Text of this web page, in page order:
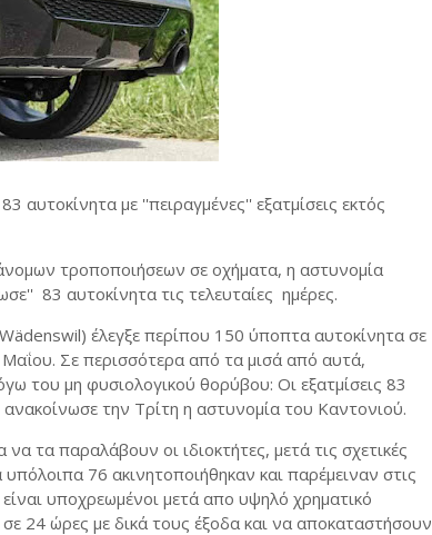
αυτοκίνητα με ''πειραγμένες'' εξατμίσεις εκτός
τροποποιήσεων σε οχήματα, η αστυνομία
83 αυτοκίνητα τις τελευταίες ημέρες.
έλεγξε περίπου 150 ύποπτα αυτοκίνητα σε
Σε περισσότερα από τα μισά από αυτά,
του μη φυσιολογικού θορύβου: Οι εξατμίσεις 83
την Τρίτη η αστυνομία του Καντονιού.
τα παραλάβουν οι ιδιοκτήτες, μετά τις σχετικές
76 ακινητοποιήθηκαν και παρέμειναν στις
υποχρεωμένοι μετά απο υψηλό χρηματικό
24 ώρες με δικά τους έξοδα και να αποκαταστήσουν